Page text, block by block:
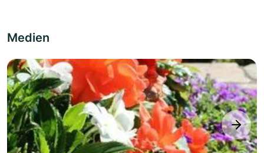
Medien
next